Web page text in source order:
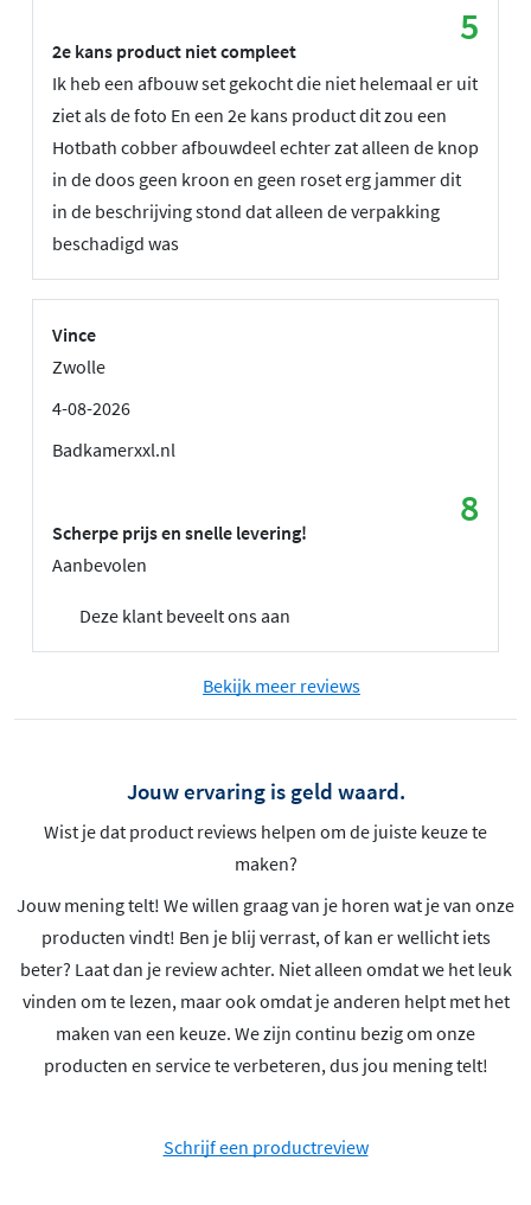
5
2e kans product niet compleet
Ik heb een afbouw set gekocht die niet helemaal er uit
ziet als de foto En een 2e kans product dit zou een
Hotbath cobber afbouwdeel echter zat alleen de knop
in de doos geen kroon en geen roset erg jammer dit
in de beschrijving stond dat alleen de verpakking
beschadigd was
Vince
Zwolle
4-08-2026
Badkamerxxl.nl
8
Scherpe prijs en snelle levering!
Aanbevolen
Deze klant beveelt ons aan
Bekijk meer reviews
Jouw ervaring is geld waard.
Wist je dat product reviews helpen om de juiste keuze te
maken?
Jouw mening telt! We willen graag van je horen wat je van onze
producten vindt! Ben je blij verrast, of kan er wellicht iets
beter? Laat dan je review achter. Niet alleen omdat we het leuk
vinden om te lezen, maar ook omdat je anderen helpt met het
maken van een keuze. We zijn continu bezig om onze
producten en service te verbeteren, dus jou mening telt!
Schrijf een productreview